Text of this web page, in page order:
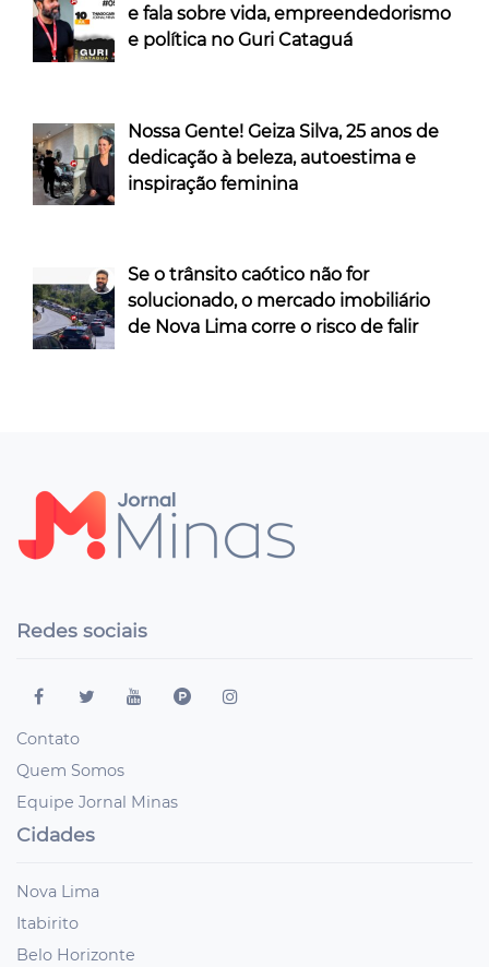
e fala sobre vida, empreendedorismo
e política no Guri Cataguá
Nossa Gente! Geiza Silva, 25 anos de
dedicação à beleza, autoestima e
inspiração feminina
Se o trânsito caótico não for
solucionado, o mercado imobiliário
de Nova Lima corre o risco de falir
Redes sociais
Contato
Quem Somos
Equipe Jornal Minas
Cidades
Nova Lima
Itabirito
Belo Horizonte